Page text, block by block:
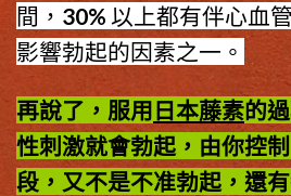
間，30% 以上都有伴心血
影響勃起的因素之一。
再說了，服用日本藤素的
性刺激就會勃起，由你控
段，又不是不准勃起，還